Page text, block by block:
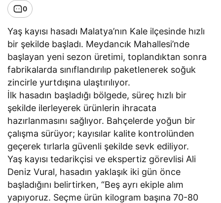
0
Yaş kayısı hasadı Malatya’nın Kale ilçesinde hızlı
bir şekilde başladı. Meydancık Mahallesi’nde
başlayan yeni sezon üretimi, toplandıktan sonra
fabrikalarda sınıflandırılıp paketlenerek soğuk
zincirle yurtdışına ulaştırılıyor.
İlk hasadın başladığı bölgede, süreç hızlı bir
şekilde ilerleyerek ürünlerin ihracata
hazırlanmasını sağlıyor. Bahçelerde yoğun bir
çalışma sürüyor; kayısılar kalite kontrolünden
geçerek tırlarla güvenli şekilde sevk ediliyor.
Yaş kayısı tedarikçisi ve ekspertiz görevlisi Ali
Deniz Vural, hasadın yaklaşık iki gün önce
başladığını belirtirken, “Beş ayrı ekiple alım
yapıyoruz. Seçme ürün kilogram başına 70-80